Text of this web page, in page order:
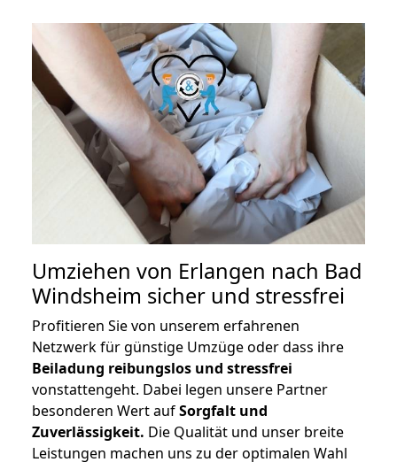
Umziehen von Erlangen nach Bad
Windsheim sicher und stressfrei
Profitieren Sie von unserem erfahrenen
Netzwerk für günstige Umzüge oder dass ihre
Beiladung reibungslos und stressfrei
vonstattengeht. Dabei legen unsere Partner
besonderen Wert aufSorgfalt und
Zuverlässigkeit. Die Qualität und unser breite
Leistungen machen uns zu der optimalen Wahl